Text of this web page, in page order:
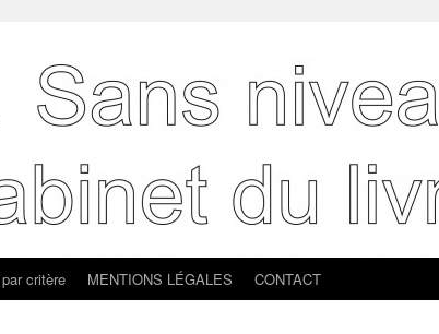
critère MENTIONS LÉGALES CONTACT